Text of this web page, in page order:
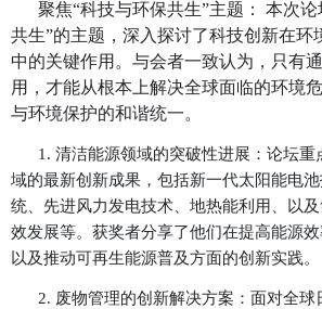
全球的顶尖科学家、环保专家
创新创业者，共同探讨如何通
益严峻的气候变化，大幅减少
济向绿色可持续模式转型。
论坛亮点：
聚焦“科技与环保共生”主题
共生”的主题，深入探讨了科技